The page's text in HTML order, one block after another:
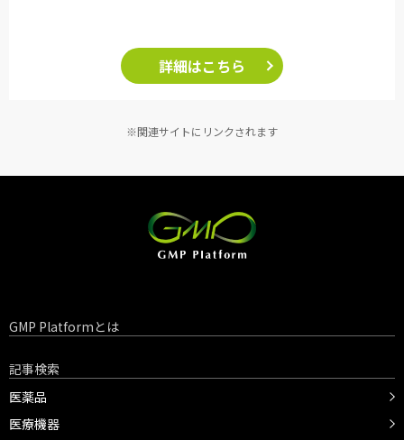
詳細はこちら
※関連サイトにリンクされます
GMP Platformとは
記事検索
医薬品
医療機器